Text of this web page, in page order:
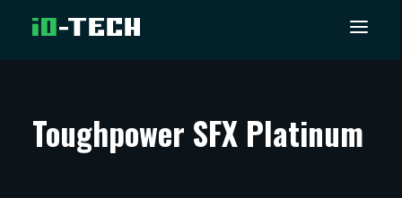
ARTIKKELIT
Toughpower SFX Platinum